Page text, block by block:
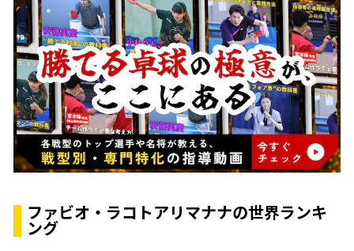
ファビオ・ラコトアリマナナの世界ランキ
ング